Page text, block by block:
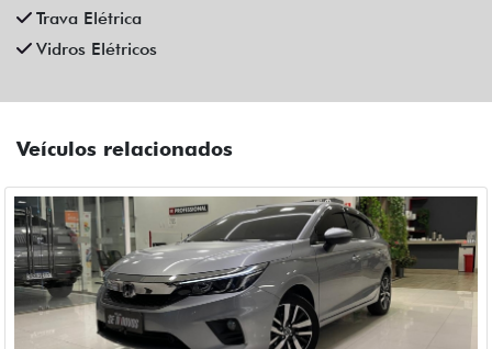
Trava Elétrica
Vidros Elétricos
Veículos relacionados